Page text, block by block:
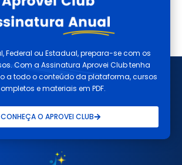
Federal ou Estadual, prepara-se com os
Com a Assinatura Aprovei Club tenha
a todo o conteúdo da plataforma, cursos
e materiais em PDF.
CONHEÇA O APROVEI CLUB